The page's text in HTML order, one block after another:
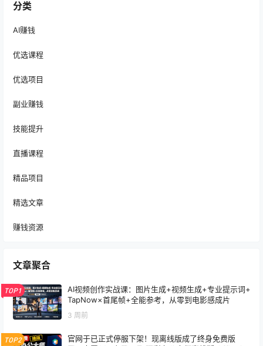
分类
AI赚钱
优选课程
优选项目
副业赚钱
技能提升
直播课程
精品项目
精选文章
赚钱资源
文章聚合
TOP1
AI视频创作实战课：图片生成+视频生成+专业提示词+
TapNow×首尾帧+全能参考，从零到电影感成片
3 周前
TOP2
官网于已正式停服下架！现离线版成了终身免费版